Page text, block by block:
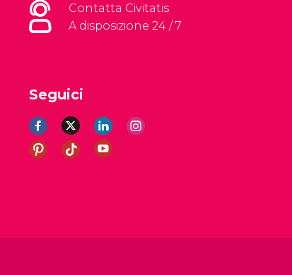
Contatta Civitatis
A disposizione 24 / 7
Seguici